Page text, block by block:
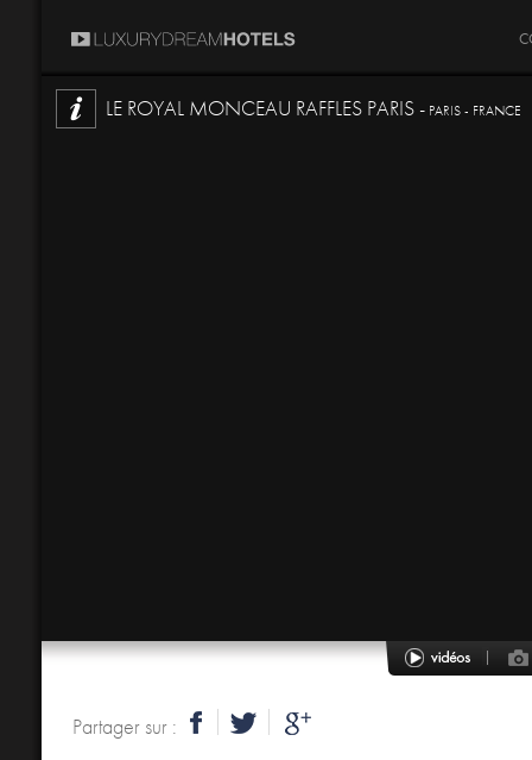
LE ROYAL MONCEAU RAFFLES PARIS - PARIS - FRANCE
Partager sur :